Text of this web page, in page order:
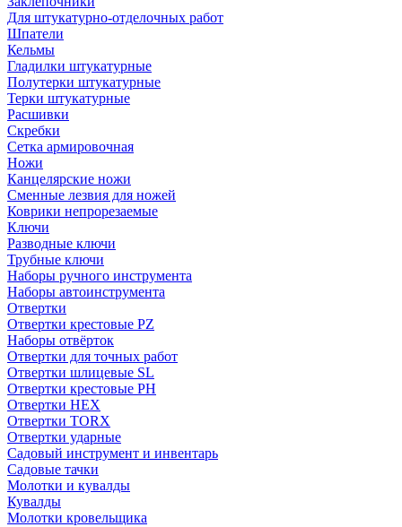
Для штукатурно-отделочных работ
Шпатели
Кельмы
Гладилки штукатурные
Полутерки штукатурные
Терки штукатурные
Расшивки
Скребки
Сетка армировочная
Ножи
Канцелярские ножи
Сменные лезвия для ножей
Коврики непрорезаемые
Ключи
Разводные ключи
Трубные ключи
Наборы ручного инструмента
Наборы автоинструмента
Отвертки
Отвертки крестовые PZ
Наборы отвёрток
Отвертки для точных работ
Отвертки шлицевые SL
Отвертки крестовые PH
Отвертки HEX
Отвертки TORX
Отвертки ударные
Садовый инструмент и инвентарь
Садовые тачки
Молотки и кувалды
Кувалды
Молотки кровельщика